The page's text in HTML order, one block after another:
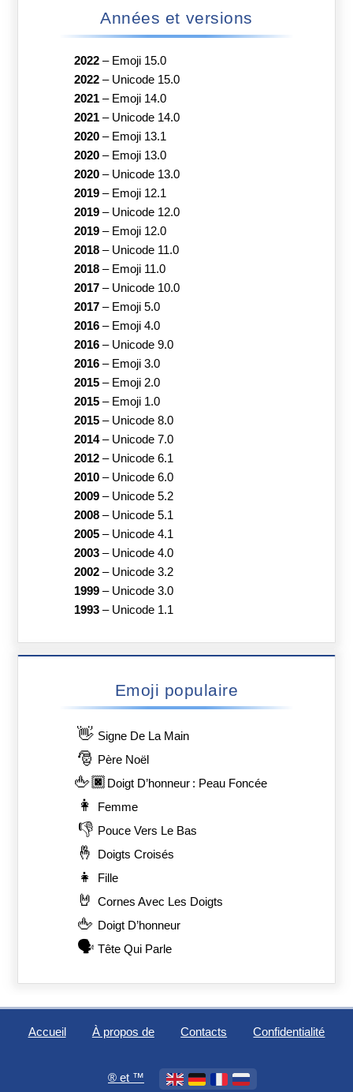
Années et versions
2022– Emoji 15.0
2022– Unicode 15.0
2021– Emoji 14.0
2021– Unicode 14.0
2020– Emoji 13.1
2020– Emoji 13.0
2020– Unicode 13.0
2019– Emoji 12.1
2019– Unicode 12.0
2019– Emoji 12.0
2018– Unicode 11.0
2018– Emoji 11.0
2017– Unicode 10.0
2017– Emoji 5.0
2016– Emoji 4.0
2016– Unicode 9.0
2016– Emoji 3.0
2015– Emoji 2.0
2015– Emoji 1.0
2015– Unicode 8.0
2014– Unicode 7.0
2012– Unicode 6.1
2010– Unicode 6.0
2009– Unicode 5.2
2008– Unicode 5.1
2005– Unicode 4.1
2003– Unicode 4.0
2002– Unicode 3.2
1999– Unicode 3.0
1993– Unicode 1.1
Emoji populaire
👋 Signe De La Main
🎅 Père Noël
🖕🏿 Doigt D’honneur : Peau Foncée
👩 Femme
👎 Pouce Vers Le Bas
🤞 Doigts Croisés
👧 Fille
🤘 Cornes Avec Les Doigts
🖕 Doigt D’honneur
🗣️ Tête Qui Parle
Accueil À propos de Contacts Confidentialité
®️ et ™